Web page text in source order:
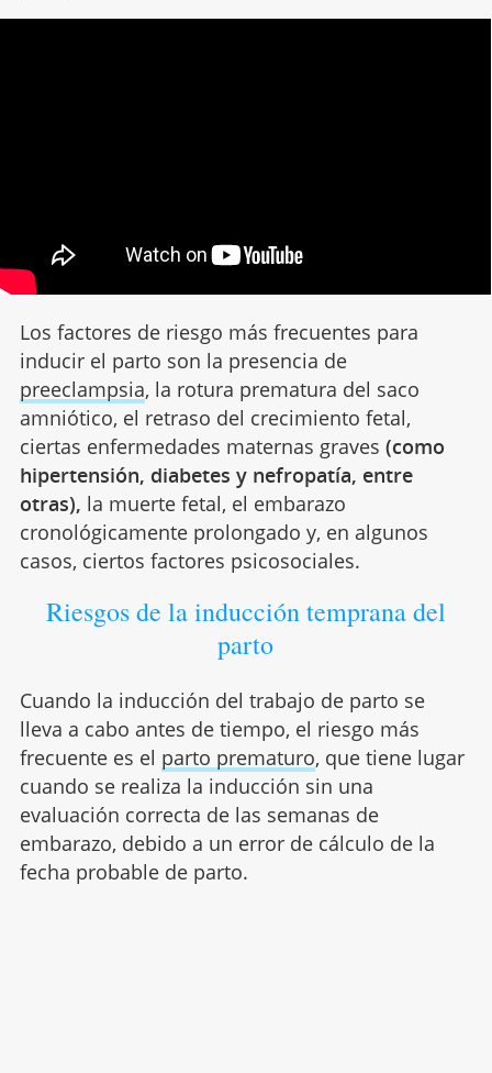
Los factores de riesgo más frecuentes para
inducir el parto son la presencia de
preeclampsia, la rotura prematura del saco
amniótico, el retraso del crecimiento fetal,
ciertas enfermedades maternas graves (como
hipertensión, diabetes y nefropatía, entre
otras), la muerte fetal, el embarazo
cronológicamente prolongado y, en algunos
casos, ciertos factores psicosociales.
Riesgos de la inducción temprana del
parto
Cuando la inducción del trabajo de parto se
lleva a cabo antes de tiempo, el riesgo más
frecuente es el parto prematuro, que tiene lugar
cuando se realiza la inducción sin una
evaluación correcta de las semanas de
embarazo, debido a un error de cálculo de la
fecha probable de parto.